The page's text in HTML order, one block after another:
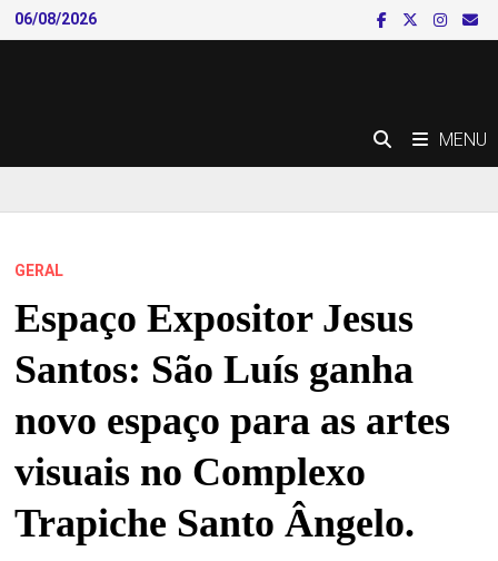
Skip
to
06/08/2026
MENU
GERAL
Espaço Expositor Jesus
Santos: São Luís ganha
novo espaço para as artes
visuais no Complexo
Trapiche Santo Ângelo.